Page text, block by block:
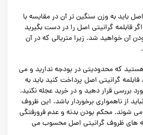
باید به وزن سنگین تر آن در مقایسه با
قابلمه گرانیتی اصل را در دست بگیرید
آن خواهید شد. زیرا متریالی که در آن
که محدودیتی در بودجه ندارید و می
قابلمه گرانیتی اصل پرداخت کنید باید به
بررسی قرار دهید و در خرید عجله نکنید.
از ناهمواری برخوردار باشد. این ظروف
شوند. محکم بودن بدنه و عدم فرورفتگی
های ظروف گرانیتی اصل محسوب می